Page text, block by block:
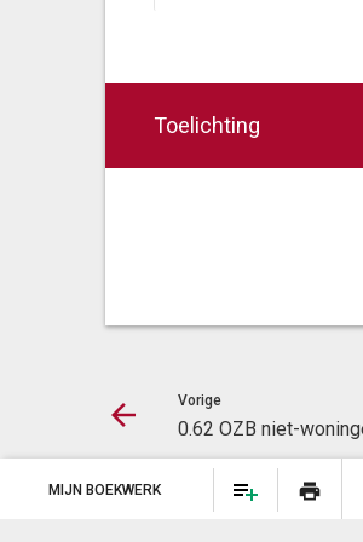
Toelichting
Vorige
0.62 OZB niet-
MIJN BOEKWERK print